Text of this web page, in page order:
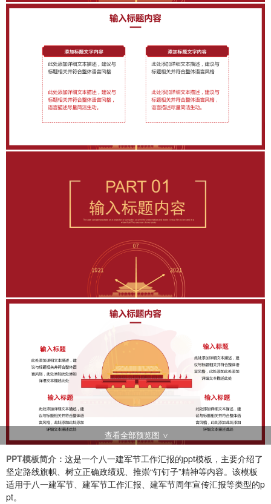
查看全部预览图
PPT模板简介： 这是一个八一建军节工作汇报的ppt模板，主要介绍了
坚定路线旗帜、树立正确政绩观、推崇“钉钉子”精神等内容。该模板
适用于八一建军节、建军节工作汇报、建军节周年宣传汇报等类型的p
pt。